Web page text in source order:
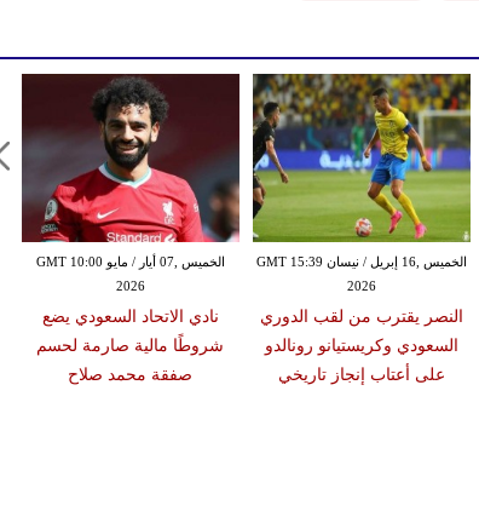
الخميس ,07 أيار / مايو GMT 10:00
2026
نادي الاتحاد السعودي يضع
شروطًا مالية صارمة لحسم
صفقة محمد صلاح
الخميس ,16 إبريل / نيسان GMT 15:39
2026
النصر يقترب من لقب الدوري
السعودي وكريستيانو رونالدو
على أعتاب إنجاز تاريخي